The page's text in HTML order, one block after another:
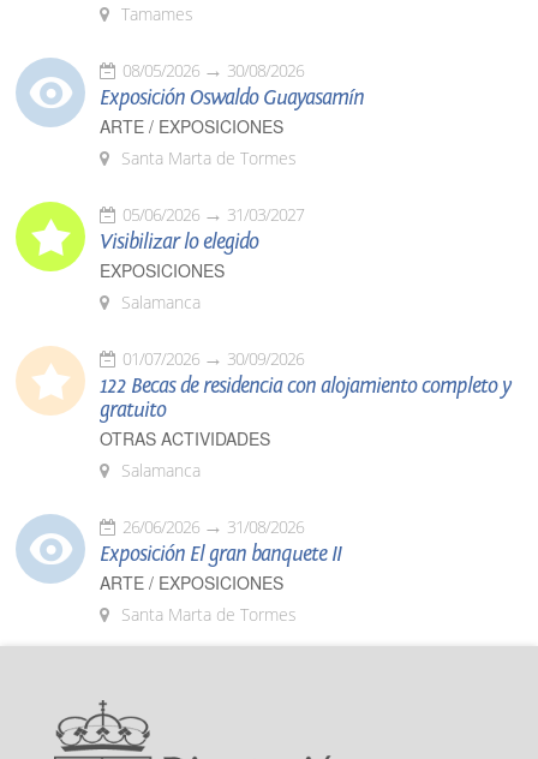
Tamames
08/05/2026 30/08/2026
Exposición Oswaldo Guayasamín
ARTE / EXPOSICIONES
Santa Marta de Tormes
05/06/2026 31/03/2027
Visibilizar lo elegido
EXPOSICIONES
Salamanca
01/07/2026 30/09/2026
122 Becas de residencia con alojamiento completo y
gratuito
OTRAS ACTIVIDADES
Salamanca
26/06/2026 31/08/2026
Exposición El gran banquete II
ARTE / EXPOSICIONES
Santa Marta de Tormes